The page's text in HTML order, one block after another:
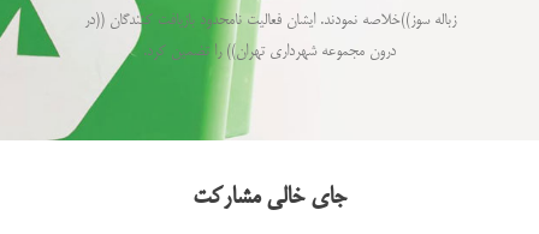
زباله سوز))خلاصه نمودند. ایشان فعالیت نامحدود بازیافت کنندگان ((در
درون مجموعه شهرداری تهران)) را تضمین کرد.
جای خالی مشارکت